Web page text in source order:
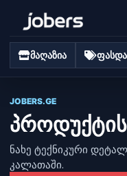
მაღაზია
JOBERS.GE
ნახე ტექნიკური
კალათაში.